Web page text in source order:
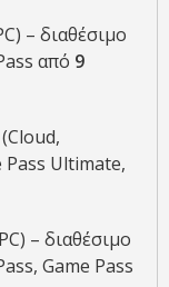
– διαθέσιμο
από 9
Pass Ultimate,
– διαθέσιμο
Game Pass